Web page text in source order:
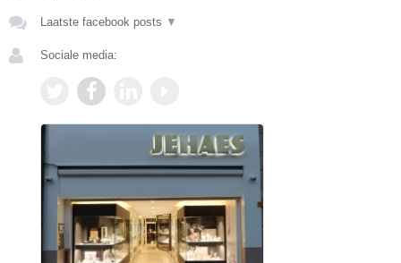
Laatste facebook posts ▼
Sociale media: